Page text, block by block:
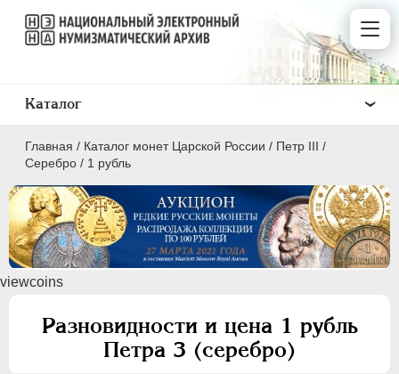
Главная / Каталог монет Царской России / Петр III /
Серебро / 1 рубль
viewcoins
Разновидности и цена 1 рубль
Петра 3 (серебро)
Каталог
ПEТР I 1699 - 1725
ЕКАТЕРИНА I
АННА ИОАННОВНА 1730-1740
ИОАНН АНТОНОВИЧ
1740-1741